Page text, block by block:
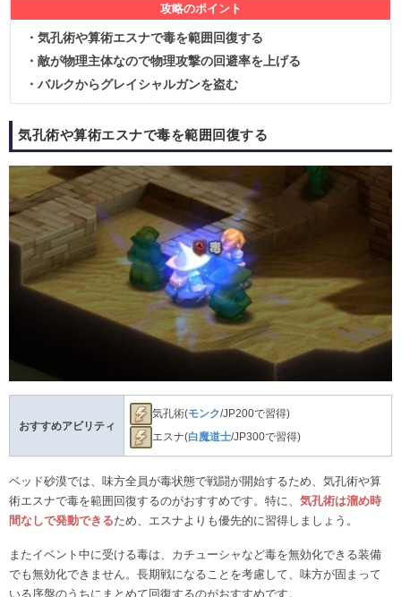
攻略のポイント
・気孔術や算術エスナで毒を範囲回復する
・敵が物理主体なので物理攻撃の回避率を上げる
・バルクからグレイシャルガンを盗む
気孔術や算術エスナで毒を範囲回復する
おすすめアビリティ
気孔術(モンク/JP200で習得)
エスナ(白魔道士/JP300で習得)
ベッド砂漠では、味方全員が毒状態で戦闘が開始するため、気孔術や算
術エスナで毒を範囲回復するのがおすすめです。特に、 気孔術は溜め時
間なしで発動できるため、エスナよりも優先的に習得しましょう。
またイベント中に受ける毒は、カチューシャなど毒を無効化できる装備
でも無効化できません。長期戦になることを考慮して、味方が固まって
いる序盤のうちにまとめて回復するのがおすすめです。